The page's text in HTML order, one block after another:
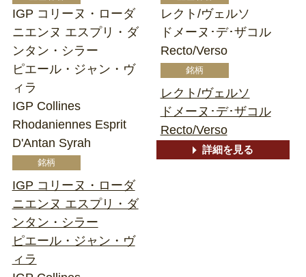
IGP コリーヌ・ローダ
ニエンヌ エスプリ・ダ
ンタン・シラー
ピエール・ジャン・ヴ
ィラ
IGP Collines
Rhodaniennes Esprit
D'Antan Syrah
IGP コリーヌ・ローダ
ニエンヌ エスプリ・ダ
ンタン・シラー
ピエール・ジャン・ヴ
ィラ
レクト/ヴェルソ
ドメーヌ･デ･ザコル
Recto/Verso
レクト/ヴェルソ
ドメーヌ･デ･ザコル
Recto/Verso
詳細を見る